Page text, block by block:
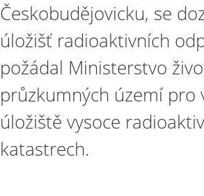
Českobudějovicku, se
úložišť radioaktivních
požádal Ministerstvo
průzkumných území
úložiště vysoce
katastrech.